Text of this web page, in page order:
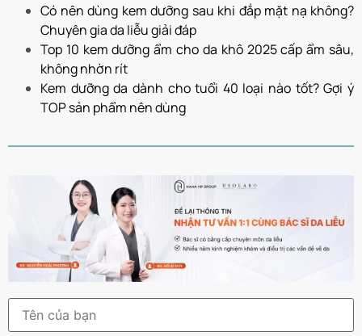
Có nên dùng kem dưỡng sau khi đắp mặt nạ không?
Chuyên gia da liễu giải đáp
Top 10 kem dưỡng ẩm cho da khô 2025 cấp ẩm sâu,
không nhờn rít
Kem dưỡng da dành cho tuổi 40 loại nào tốt? Gợi ý
TOP sản phẩm nên dùng